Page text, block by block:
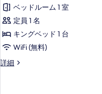
ベッドルーム 1 室
定員 1 名
キングベッド 1 台
WiFi (無料)
詳細
エ